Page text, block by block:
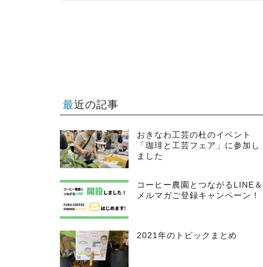
最近の記事
おきなわ工芸の杜のイベント
「珈琲と工芸フェア」に参加し
ました
コーヒー農園とつながるLINE＆
メルマガご登録キャンペーン！
2021年のトピックまとめ